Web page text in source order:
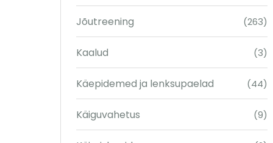
Jõutreening (263)
Kaalud (3)
Käepidemed ja lenksupaelad (44)
Käiguvahetus (9)